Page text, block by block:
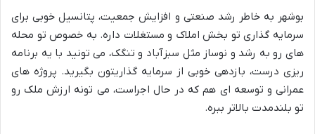
بوشهر به خاطر رشد صنعتی و افزایش جمعیت، پتانسیل خوبی برای
سرمایه گذاری تو بخش املاک و مستغلات داره. به خصوص تو محله
های رو به رشد و نوساز مثل سبزآباد و تنگک، می تونید با یه برنامه
ریزی درست، بازدهی خوبی از سرمایه گذاریتون بگیرید. پروژه های
عمرانی و توسعه ای هم که در حال اجراست، می تونه ارزش ملک رو
تو بلندمدت بالاتر ببره.